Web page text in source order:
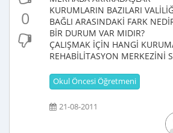
0
KURUMLARIN BAZILARI
BAĞLI ARASINDAKİ FARK
BİR DURUM VAR MIDIR?
ÇALIŞMAK İÇİN HANGİ
REHABİLİTASYON MERKEZİNİ
Okul Öncesi Öğretmeni
21-08-2011